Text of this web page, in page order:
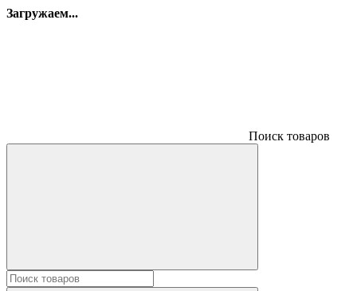
Загружаем...
Поиск товаров